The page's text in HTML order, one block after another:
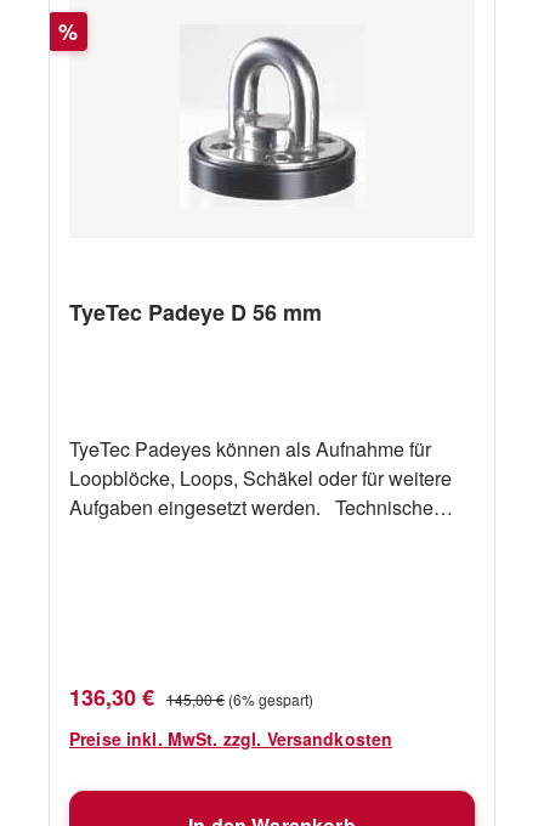
Rabatt
%
TyeTec Padeye D 56 mm
TyeTec Padeyes können als Aufnahme für
Loopblöcke, Loops, Schäkel oder für weitere
Aufgaben eingesetzt werden. Technische
Verkaufspreis:
136,30 € Regulärer Preis:
145,00 € (6% gespart)
Preise inkl. MwSt. zzgl. Versandkosten